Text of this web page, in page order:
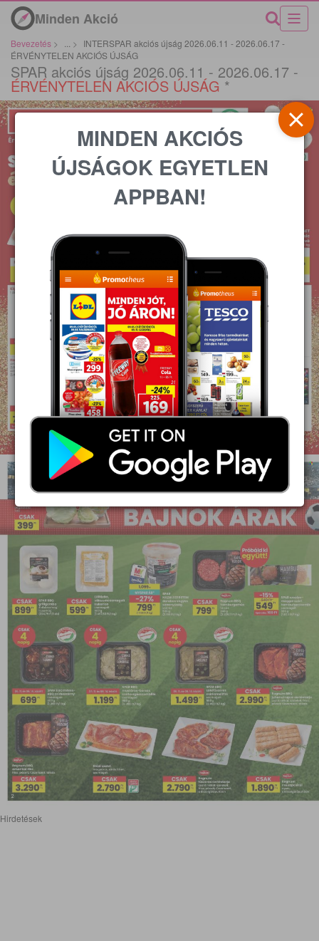
Minden Akció
Bevezetés > >
INTERSPAR akciós újság 2026.06.11 - 2026.06.17 -
ÉRVÉNYTELEN AKCIÓS ÚJSÁG
SPAR akciós újság 2026.06.11 - 2026.06.17 -
ÉRVÉNYTELEN AKCIÓS ÚJSÁG *
Hirdetések
MINDEN AKCIÓS
ÚJSÁGOK EGYETLEN
APPBAN!